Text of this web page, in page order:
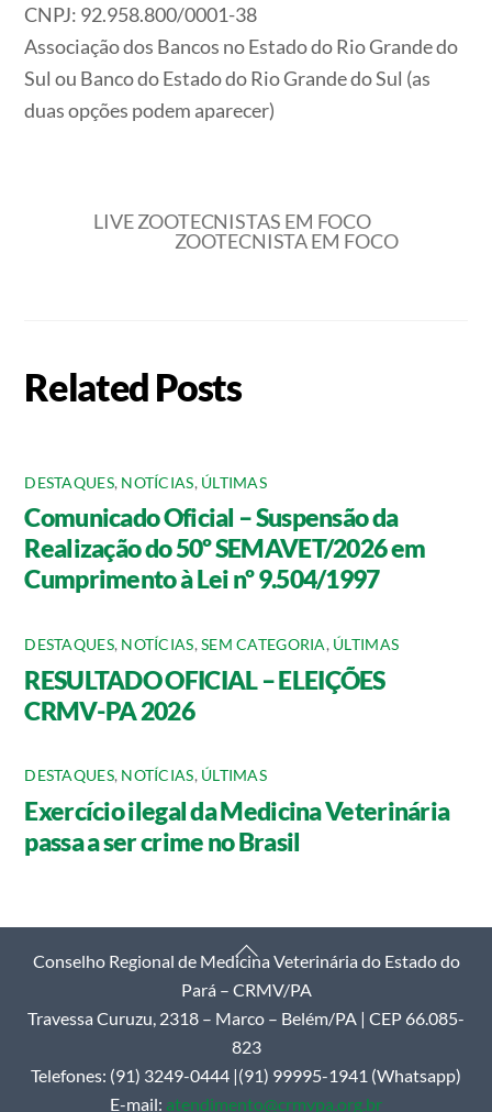
CNPJ: 92.958.800/0001-38
Associação dos Bancos no Estado do Rio Grande do
Sul ou Banco do Estado do Rio Grande do Sul (as
duas opções podem aparecer)
LIVE ZOOTECNISTAS EM FOCO
ZOOTECNISTA EM FOCO
Related Posts
DESTAQUES, NOTÍCIAS, ÚLTIMAS
Comunicado Oficial – Suspensão da
Realização do 50º SEMAVET/2026 em
Cumprimento à Lei nº 9.504/1997
DESTAQUES, NOTÍCIAS,SEM CATEGORIA, ÚLTIMAS
RESULTADO OFICIAL – ELEIÇÕES
CRMV-PA 2026
DESTAQUES, NOTÍCIAS, ÚLTIMAS
Exercício ilegal da Medicina Veterinária
passa a ser crime no Brasil
Back
To
Top
Conselho Regional de Medicina Veterinária do Estado do
Pará – CRMV/PA
Travessa Curuzu, 2318 – Marco – Belém/PA | CEP 66.085-
823
Telefones: (91) 3249-0444 |(91) 99995-1941 (Whatsapp)
E-mail: atendimento@crmvpa.org.br